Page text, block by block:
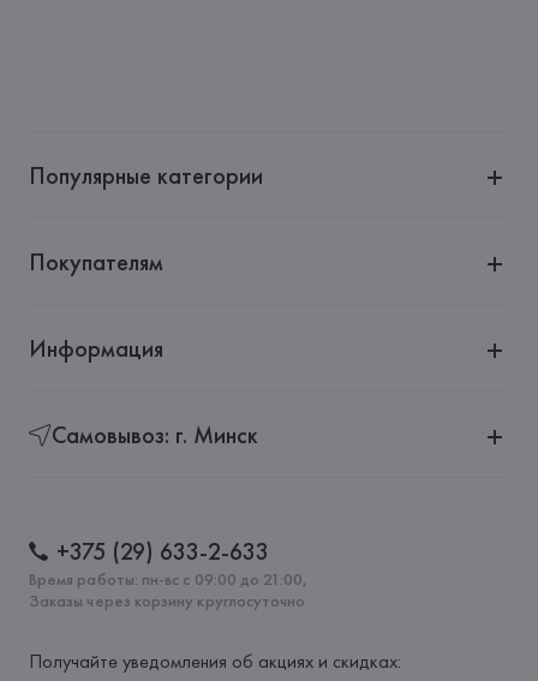
Популярные категории
Покупателям
Информация
Самовывоз: г. Минск
+375 (29) 633-2-633
Время работы: пн-вс с 09:00 до 21:00,
Заказы через корзину круглосуточно
Получайте уведомления об акциях и скидках: